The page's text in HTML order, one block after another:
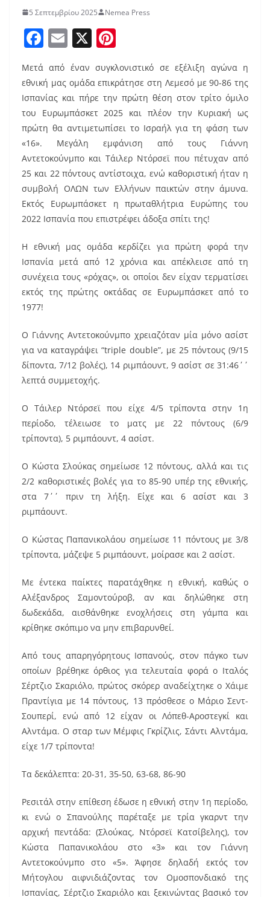
5 Σεπτεμβρίου 2025 Nemea Press
F
c
e
b
o
o
k
E
m
ai
l
X
nt
er
e
st
Μετά από έναν συγκλονιστικό σε εξέλιξη αγώνα η
εθνική μας ομάδα επικράτησε στη Λεμεσό με 90-86 της
Ισπανίας και πήρε την πρώτη θέση στον τρίτο όμιλο
του Ευρωμπάσκετ 2025 και πλέον την Κυριακή ως
πρώτη θα αντιμετωπίσει το Ισραήλ για τη φάση των
«16». Μεγάλη εμφάνιση από τους Γιάννη
Αντετοκούνμπο και Τάιλερ Ντόρσεϊ που πέτυχαν από
25 και 22 πόντους αντίστοιχα, ενώ καθοριστική ήταν η
συμβολή ΟΛΩΝ των Ελλήνων παικτών στην άμυνα.
Εκτός Ευρωμπάσκετ η πρωταθλήτρια Ευρώπης του
2022 Ισπανία που επιστρέφει άδοξα σπίτι της!
H εθνική μας ομάδα κερδίζει για πρώτη φορά την
Ισπανία μετά από 12 χρόνια και απέκλεισε από τη
συνέχεια τους «ρόχας», οι οποίοι δεν είχαν τερματίσει
εκτός της πρώτης οκτάδας σε Ευρωμπάσκετ από το
1977!
Ο Γιάννης Αντετοκούνμπο χρειαζόταν μία μόνο ασίστ
για να καταγράψει “triple double”, με 25 πόντους (9/15
δίποντα, 7/12 βολές), 14 ριμπάουντ, 9 ασίστ σε 31:46΄΄
λεπτά συμμετοχής.
Ο Τάιλερ Ντόρσεϊ που είχε 4/5 τρίποντα στην 1η
περίοδο, τέλειωσε το ματς με 22 πόντους (6/9
τρίποντα), 5 ριμπάουντ, 4 ασίστ.
Ο Κώστα Σλούκας σημείωσε 12 πόντους, αλλά και τις
2/2 καθοριστικές βολές για το 85-90 υπέρ της εθνικής,
στα 7΄΄ πριν τη λήξη. Είχε και 6 ασίστ και 3
ριμπάουντ.
Ο Κώστας Παπανικολάου σημείωσε 11 πόντους με 3/8
τρίποντα, μάζεψε 5 ριμπάουντ, μοίρασε και 2 ασίστ.
Mε έντεκα παίκτες παρατάχθηκε η εθνική, καθώς ο
Αλέξανδρος Σαμοντούροβ, αν και δηλώθηκε στη
δωδεκάδα, αισθάνθηκε ενοχλήσεις στη γάμπα και
κρίθηκε σκόπιμο να μην επιβαρυνθεί.
Από τους απαρηγόρητους Ισπανούς, στον πάγκο των
οποίων βρέθηκε όρθιος για τελευταία φορά ο Ιταλός
Σέρτζιο Σκαριόλο, πρώτος σκόρερ αναδείχτηκε ο Χάιμε
Πραντίγια με 14 πόντους, 13 πρόσθεσε ο Μάριο Σεντ-
Σουπερί, ενώ από 12 είχαν οι Λόπεθ-Αροστεγκί και
Αλντάμα. Ο σταρ των Μέμφις Γκρίζλις, Σάντι Αλντάμα,
είχε 1/7 τρίποντα!
Τα δεκάλεπτα: 20-31, 35-50, 63-68, 86-90
Ρεσιτάλ στην επίθεση έδωσε η εθνική στην 1η περίοδο,
κι ενώ ο Σπανούλης παρέταξε με τρία γκαρντ την
αρχική πεντάδα: (Σλούκας, Ντόρσεϊ Κατσίβελης), τον
Κώστα Παπανικολάου στο «3» και τον Γιάννη
Αντετοκούνμπο στο «5». Άφησε δηλαδή εκτός τον
Μήτογλου αιφνιδιάζοντας τον Ομοσπονδιακό της
Ισπανίας, Σέρτζιο Σκαριόλο και ξεκινώντας βασικό τον